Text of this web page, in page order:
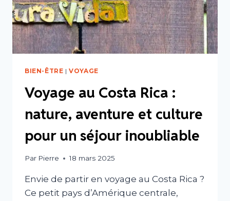
BIEN-ÊTRE |VOYAGE
Voyage au Costa Rica :
nature, aventure et culture
pour un séjour inoubliable
Par Pierre 18 mars 2025
Envie de partir en voyage au Costa Rica ?
Ce petit pays d’Amérique centrale,